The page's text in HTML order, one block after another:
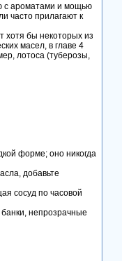
с ароматами и мощью
часто прилагают к
хотя бы некоторых из
масел, в главе 4
лотоса (туберозы,
форме; оно никогда
добавьте
сосуд по часовой
непрозрачные